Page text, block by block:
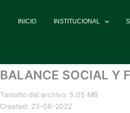
INICIO INSTITUCIONAL
BALANCE SOCIAL Y
Tamaño del archivo: 5.05 MB
Created: 23-08-2022